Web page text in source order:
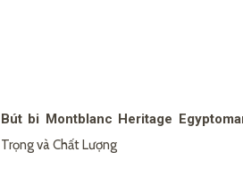
Bút bi Montblanc Heritage
Trọng và Chất Lượng